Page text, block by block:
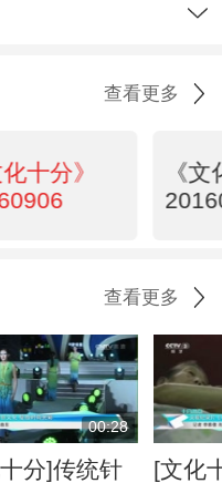
查看更多
化十分》
《
查看更多
00:28
分]传统针
[文化